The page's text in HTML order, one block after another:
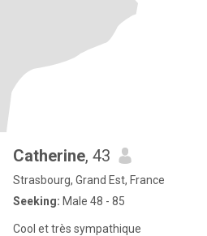
Catherine, 43
Strasbourg, Grand Est, France
Seeking: Male 48 - 85
Cool et très sympathique